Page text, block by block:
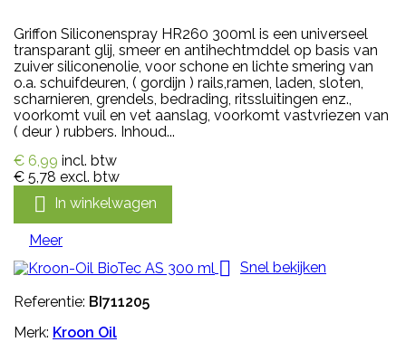
Griffon Siliconenspray HR260 300ml is een universeel
transparant glij, smeer en antihechtmddel op basis van
zuiver siliconenolie, voor schone en lichte smering van
o.a. schuifdeuren, ( gordijn ) rails,ramen, laden, sloten,
scharnieren, grendels, bedrading, ritssluitingen enz.,
voorkomt vuil en vet aanslag, voorkomt vastvriezen van
( deur ) rubbers. Inhoud...
€ 6,99 incl. btw
€ 5,78 excl. btw
 In winkelwagen
Meer
 Snel bekijken
Referentie: BI711205
Merk: Kroon Oil